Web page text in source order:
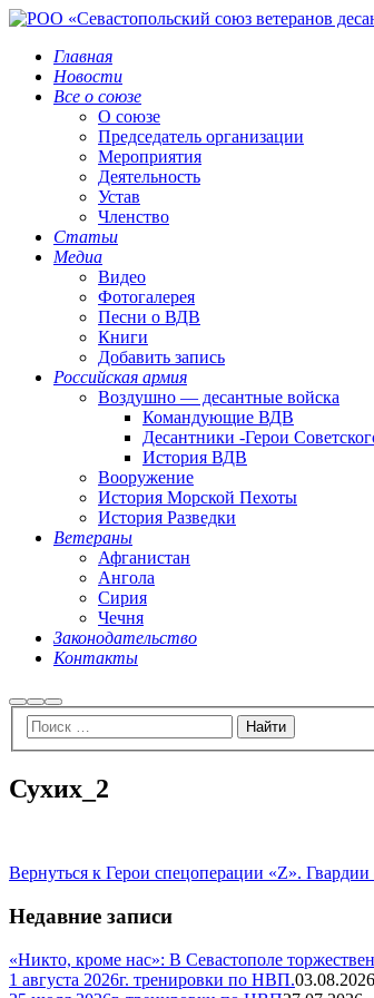
Главная
Новости
Все о союзе
О союзе
Председатель организации
Мероприятия
Деятельность
Устав
Членство
Статьи
Медиа
Видео
Фотогалерея
Песни о ВДВ
Книги
Добавить запись
Российская армия
Воздушно — десантные войска
Командующие ВДВ
Десантники -Герои
История ВДВ
Вооружение
История Морской Пехоты
История Разведки
Ветераны
Афганистан
Ангола
Сирия
Чечня
Законодательство
Контакты
НайтиБольше
информации
Главное
меню
Сухих_2
Вернуться к Герои спецоперации «Z».
Недавние записи
«Никто, кроме нас»: В Севастополе
1 августа 2026г. тренировки по НВП.03.08.2026